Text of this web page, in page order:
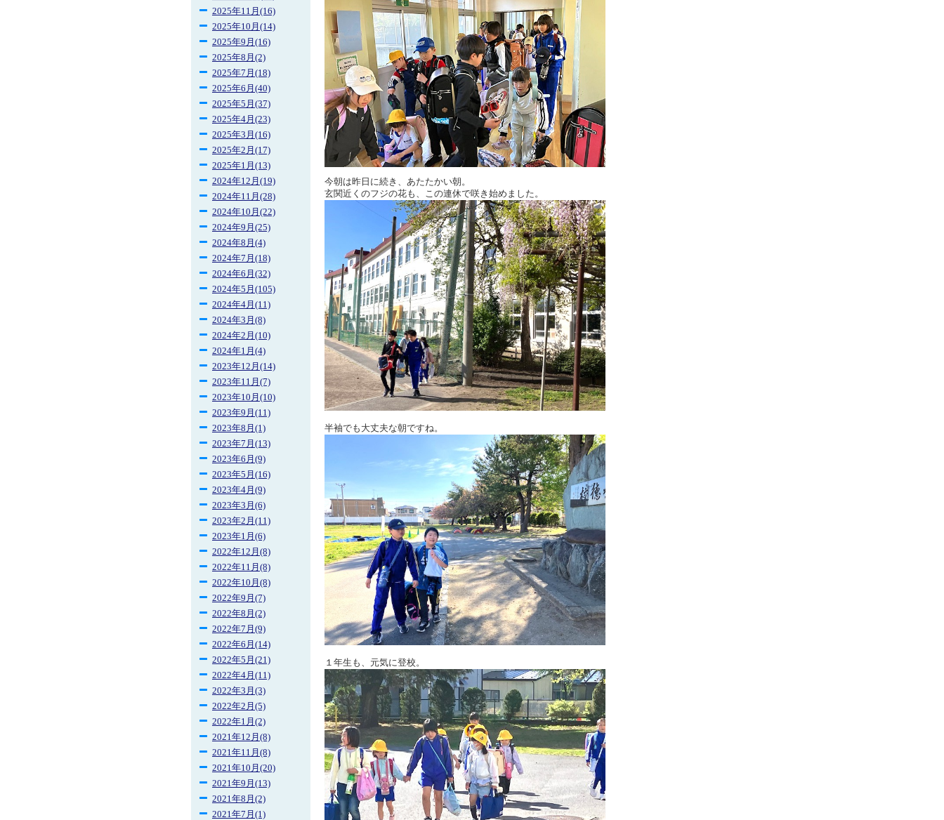
2025年11月(16)
2025年10月(14)
2025年9月(16)
2025年8月(2)
2025年7月(18)
2025年6月(40)
2025年5月(37)
2025年4月(23)
2025年3月(16)
2025年2月(17)
2025年1月(13)
2024年12月(19)
2024年11月(28)
2024年10月(22)
2024年9月(25)
2024年8月(4)
2024年7月(18)
2024年6月(32)
2024年5月(105)
2024年4月(11)
2024年3月(8)
2024年2月(10)
2024年1月(4)
2023年12月(14)
2023年11月(7)
2023年10月(10)
2023年9月(11)
2023年8月(1)
2023年7月(13)
2023年6月(9)
2023年5月(16)
2023年4月(9)
2023年3月(6)
2023年2月(11)
2023年1月(6)
2022年12月(8)
2022年11月(8)
2022年10月(8)
2022年9月(7)
2022年8月(2)
2022年7月(9)
2022年6月(14)
2022年5月(21)
2022年4月(11)
2022年3月(3)
2022年2月(5)
2022年1月(2)
2021年12月(8)
2021年11月(8)
2021年10月(20)
2021年9月(13)
2021年8月(2)
2021年7月(1)
今朝は昨日に続き、あたたかい朝。
玄関近くのフジの花も、この連休で咲き始めました。
半袖でも大丈夫な朝ですね。
１年生も、元気に登校。